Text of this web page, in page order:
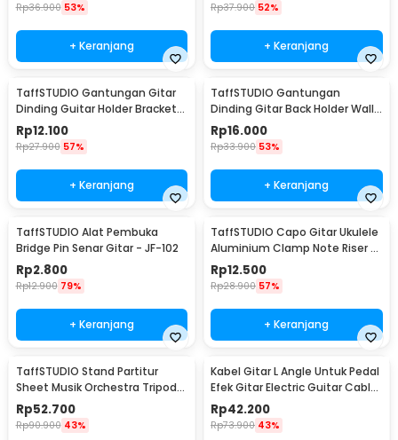
Rp36.900 53%
+ Keranjang
Rp37.900 52%
+ Keranjang
TaffSTUDIO Gantungan Gitar
Dinding Guitar Holder Bracket
Wall Mount - XG-01
Rp12.100
Rp27.900 57%
+ Keranjang
TaffSTUDIO Gantungan
Dinding Gitar Back Holder Wall
Mount - XG-10
Rp16.000
Rp33.900 53%
+ Keranjang
TaffSTUDIO Alat Pembuka
Bridge Pin Senar Gitar - JF-102
Rp2.800
Rp12.900 79%
+ Keranjang
TaffSTUDIO Capo Gitar Ukulele
Aluminium Clamp Note Riser -
M556
Rp12.500
Rp28.900 57%
+ Keranjang
TaffSTUDIO Stand Partitur
Sheet Musik Orchestra Tripod
Foldable 1.2m - F-01HC
Rp52.700
Rp90.900 43%
Kabel Gitar L Angle Untuk Pedal
Efek Gitar Electric Guitar Cable
6 PCS - XGQ-X-6
Rp42.200
Rp73.900 43%